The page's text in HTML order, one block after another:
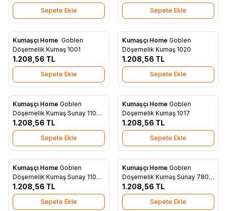
Sepete Ekle Sepete Ekle
Yeni
Favorilere Ekle
Kumaşçı Home Goblen
Döşemelik Kumaş 1001
1.208,56 TL
Sepete Ekle
Yeni
Favorilere Ekle
Kumaşçı Home Goblen
Döşemelik Kumaş 1020
1.208,56 TL
Sepete Ekle
Yeni
Favorilere Ekle
Kumaşçı Home Goblen
Döşemelik Kumaş Sunay 1104 -
A1
1.208,56 TL
Sepete Ekle
Yeni
Favorilere Ekle
Kumaşçı Home Goblen
Döşemelik Kumaş 1017
1.208,56 TL
Sepete Ekle
Yeni
Favorilere Ekle
Kumaşçı Home Goblen
Döşemelik Kumaş Sunay 1104 -
A2
1.208,56 TL
Sepete Ekle
Yeni
Favorilere Ekle
Kumaşçı Home Goblen
Döşemelik Kumaş Sunay 7804
-Düz
1.208,56 TL
Sepete Ekle